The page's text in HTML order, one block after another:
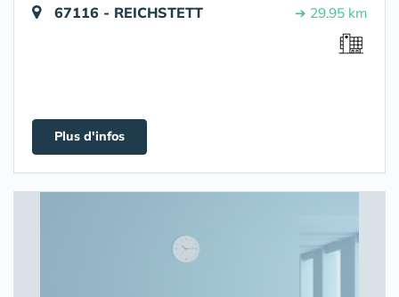
67116 - REICHSTETT ➔ 29.95 km
Plus d'infos